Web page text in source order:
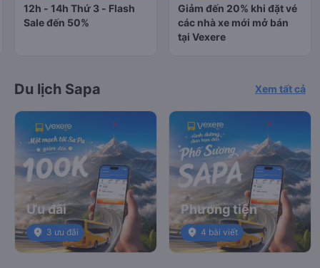
12h - 14h Thứ 3 - Flash
Sale đến 50%
Giảm đến 20% khi đặt vé
các nhà xe mới mở bán
tại Vexere
Du lịch Sapa Xem tất cả
Ưu đãi
place 3 ưu đãi
Phương tiện
place 4 bài viết